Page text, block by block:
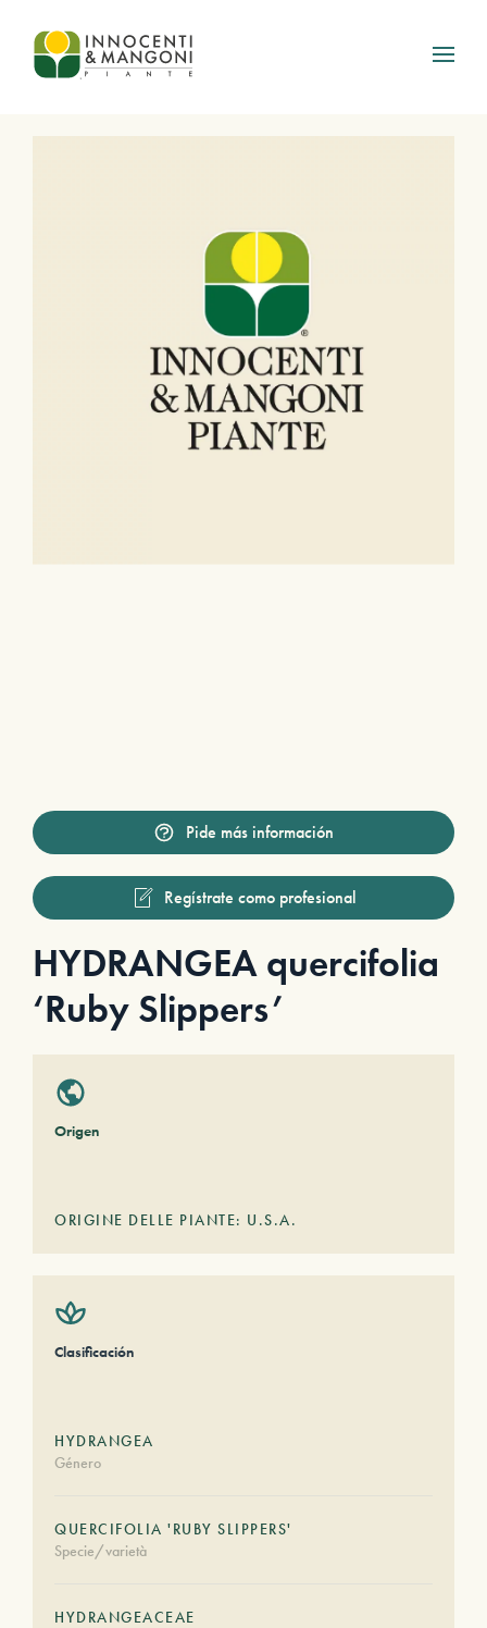
Skip to main content
Pide más información
Regístrate como profesional
HYDRANGEA quercifolia
‘Ruby Slippers’
Origen
ORIGINE DELLE PIANTE: U.S.A.
Clasificación
HYDRANGEA
Género
QUERCIFOLIA 'RUBY SLIPPERS'
Specie/varietà
HYDRANGEACEAE